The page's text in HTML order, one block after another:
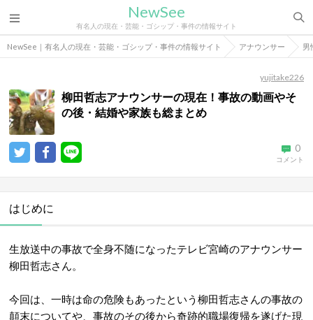
NewSee
有名人の現在・芸能・ゴシップ・事件の情報サイト
NewSee｜有名人の現在・芸能・ゴシップ・事件の情報サイト アナウンサー 男
yujitake226
柳田哲志アナウンサーの現在！事故の動画やそ
の後・結婚や家族も総まとめ
0
コメント
はじめに
生放送中の事故で全身不随になったテレビ宮崎のアナウンサー
柳田哲志さん。
今回は、一時は命の危険もあったという柳田哲志さんの事故の
顛末についてや、事故のその後から奇跡的職場復帰を遂げた現